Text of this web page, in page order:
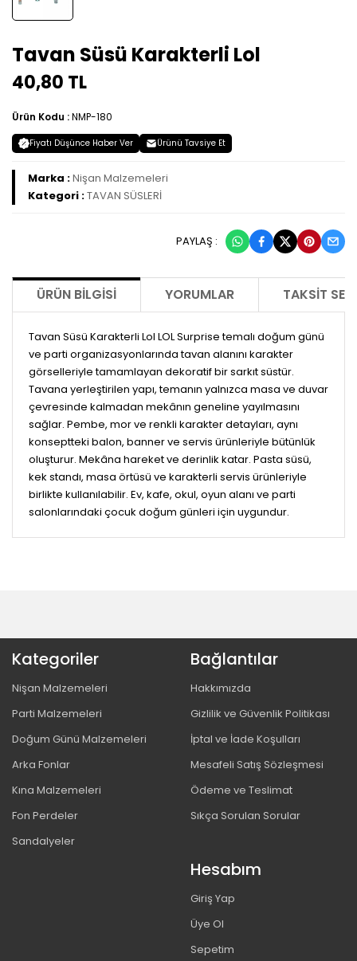
Tavan Süsü Karakterli Lol
40,80 TL
Ürün Kodu :NMP-180
Fiyatı Düşünce Haber Ver Ürünü Tavsiye Et
Marka :Nişan Malzemeleri
Kategori :TAVAN SÜSLERİ
PAYLAŞ :
ÜRÜN BILGISI YORUMLAR TAKSIT
Tavan Süsü Karakterli Lol LOL Surprise temalı doğum günü
ve parti organizasyonlarında tavan alanını karakter
görselleriyle tamamlayan dekoratif bir sarkıt süstür.
Tavana yerleştirilen yapı, temanın yalnızca masa ve duvar
çevresinde kalmadan mekânın geneline yayılmasını
sağlar. Pembe, mor ve renkli karakter detayları, aynı
konseptteki balon, banner ve servis ürünleriyle bütünlük
oluşturur. Mekâna hareket ve derinlik katar. Pasta süsü,
kek standı, masa örtüsü ve karakterli servis ürünleriyle
birlikte kullanılabilir. Ev, kafe, okul, oyun alanı ve parti
salonlarındaki çocuk doğum günleri için uygundur.
Kategoriler
Nişan Malzemeleri
Parti Malzemeleri
Doğum Günü Malzemeleri
Arka Fonlar
Kına Malzemeleri
Fon Perdeler
Sandalyeler
Bağlantılar
Hakkımızda
Gizlilik ve Güvenlik Politikası
İptal ve İade Koşulları
Mesafeli Satış Sözleşmesi
Ödeme ve Teslimat
Sıkça Sorulan Sorular
Hesabım
Giriş Yap
Üye Ol
Sepetim